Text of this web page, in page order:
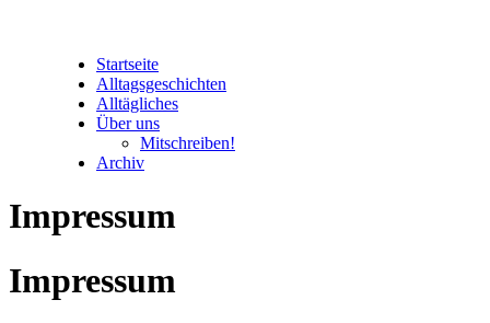
Startseite
Alltagsgeschichten
Alltägliches
Über uns
Mitschreiben!
Archiv
Impressum
Impressum